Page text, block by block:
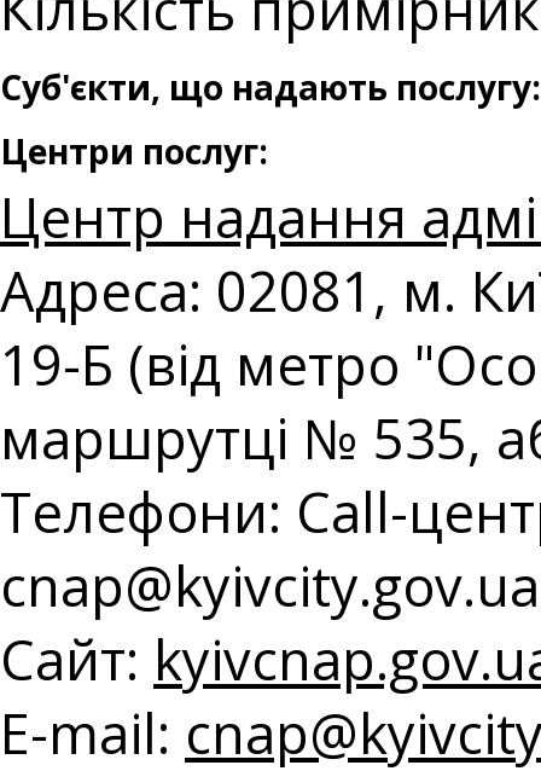
Суб'єкти, що надають послугу:
Центри послуг:
Центр надання
Адреса: 02081, м.
19-Б (від метро
маршрутці № 535,
Телефони: Call-
сnap@kyivcity.gov.ua
Сайт:
E-mail: с